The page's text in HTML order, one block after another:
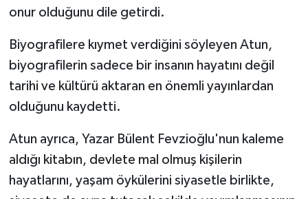
onur olduğunu dile getirdi.
Biyografilere kıymet verdiğini söyleyen Atun,
biyografilerin sadece bir insanın hayatını değil
tarihi ve kültürü aktaran en önemli yayınlardan
olduğunu kaydetti.
Atun ayrıca, Yazar Bülent Fevzioğlu'nun kaleme
aldığı kitabın, devlete mal olmuş kişilerin
hayatlarını, yaşam öykülerini siyasetle birlikte,